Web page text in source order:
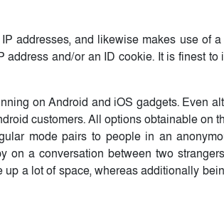
addresses, and likewise makes use of
and/or an ID cookie. It is finest to
on Android and iOS gadgets. Even
customers. All options obtainable on
mode pairs to people in an
a conversation between two
a lot of space, whereas additionally